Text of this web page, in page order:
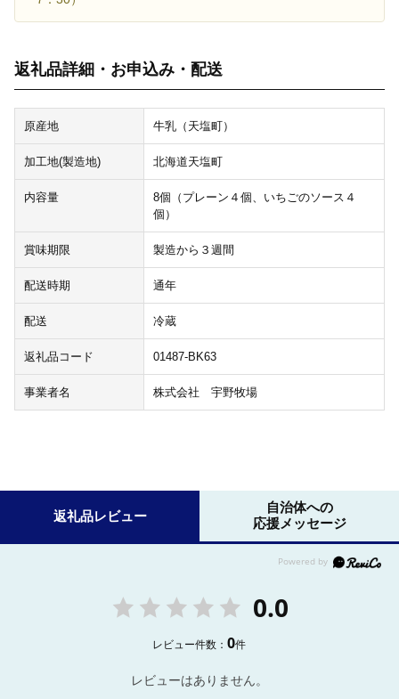
返礼品詳細・お申込み・配送
原産地 牛乳（天塩町）
加工地(製造地) 北海道天塩町
内容量
8個（プレーン４個、いちごのソース４
個）
賞味期限 製造から３週間
配送時期 通年
配送 冷蔵
返礼品コード 01487-BK63
事業者名 株式会社 宇野牧場
返礼品レビュー
自治体への
応援メッセージ
0.0
レビュー件数：0件
レビューはありません。